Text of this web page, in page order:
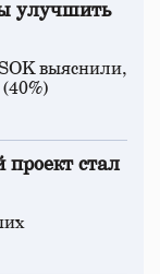
улучшить
выяснили,
стал